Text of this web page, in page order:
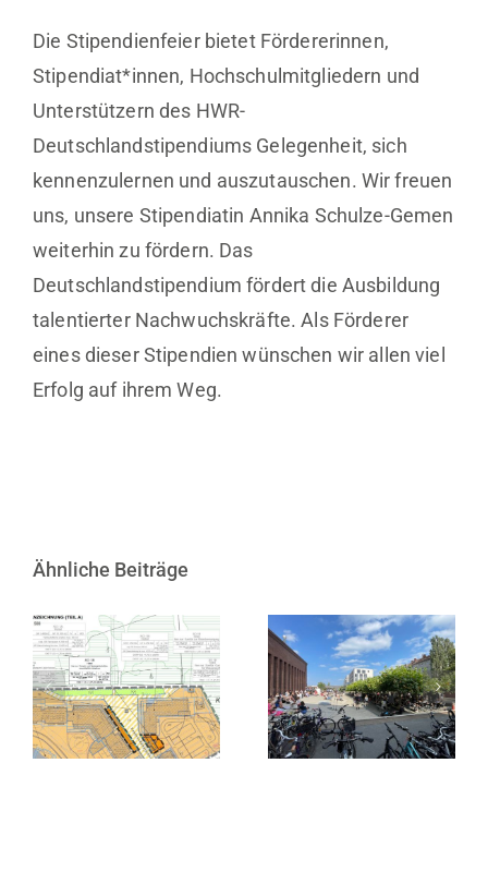
Die Stipendienfeier bietet Fördererinnen,
Stipendiat*innen, Hochschulmitgliedern und
Unterstützern des HWR-
Deutschlandstipendiums Gelegenheit, sich
kennenzulernen und auszutauschen. Wir freuen
uns, unsere Stipendiatin Annika Schulze-Gemen
weiterhin zu fördern. Das
Deutschlandstipendium fördert die Ausbildung
talentierter Nachwuchskräfte. Als Förderer
eines dieser Stipendien wünschen wir allen viel
Erfolg auf ihrem Weg.
Ähnliche Beiträge
Satzungsbeschluss
zur 1. Änderung
des
Bebauungsplans
Nr. 3 in
Heiligenhafen
10 Jahre KINDL
– Zentrum für
zeitgenössische
Kunst